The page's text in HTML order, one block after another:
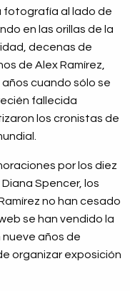
fotografía al lado de
en las orillas de la
decenas de
de Alex Ramírez,
cuando sólo se
fallecida
los cronistas de
por los diez
Spencer, los
no han cesado
se han vendido la
años de
organizar exposición